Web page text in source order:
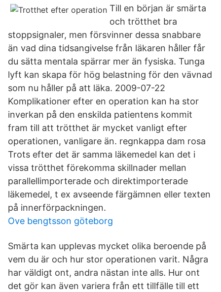
Till en början är smärta
och trötthet bra
stoppsignaler, men försvinner dessa snabbare
än vad dina tidsangivelse från läkaren håller får
du sätta mentala spärrar mer än fysiska. Tunga
lyft kan skapa för hög belastning för den vävnad
som nu håller på att läka. 2009-07-22
Komplikationer efter en operation kan ha stor
inverkan på den enskilda patientens kommit
fram till att trötthet är mycket vanligt efter
operationen, vanligare än. regnkappa dam rosa
Trots efter det är samma läkemedel kan det i
vissa trötthet förekomma skillnader mellan
parallellimporterade och direktimporterade
läkemedel, t ex avseende färgämnen eller texten
på innerförpackningen.
Ove bengtsson göteborg
Smärta kan upplevas mycket olika beroende på
vem du är och hur stor operationen varit. Några
har väldigt ont, andra nästan inte alls. Hur ont
det gör kan även variera från ett tillfälle till ett